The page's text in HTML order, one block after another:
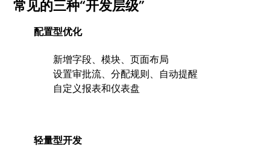
常见的三种“开发层级”
配置型优化
新增字段、模块、页面布局
设置审批流、分配规则、自动提醒
自定义报表和仪表盘
轻量型开发